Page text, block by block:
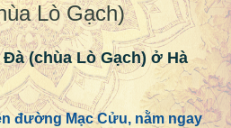
Lò Gạch)
(chùa Lò Gạch) ở Hà
đường Mạc Cửu, nằm ngay